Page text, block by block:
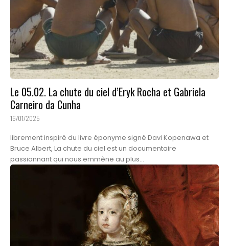
Le 05.02. La chute du ciel d’Eryk Rocha et Gabriela
Carneiro da Cunha
16/01/2025
librement inspiré du livre éponyme signé Davi Kopenawa et
Bruce Albert, La chute du ciel est un documentaire
passionnant qui nous emmène au plus...